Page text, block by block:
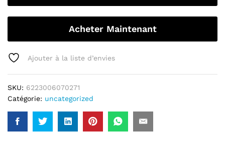
Acheter Maintenant
Ajouter à la liste d’envies
SKU: 6223006070271
Catégorie: uncategorized